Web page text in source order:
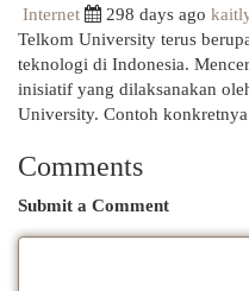
Internet 298 days ago
Telkom University terus
teknologi di Indonesia.
inisiatif yang dilaksanakan
University. Contoh konkretnya
Comments
Submit a Comment